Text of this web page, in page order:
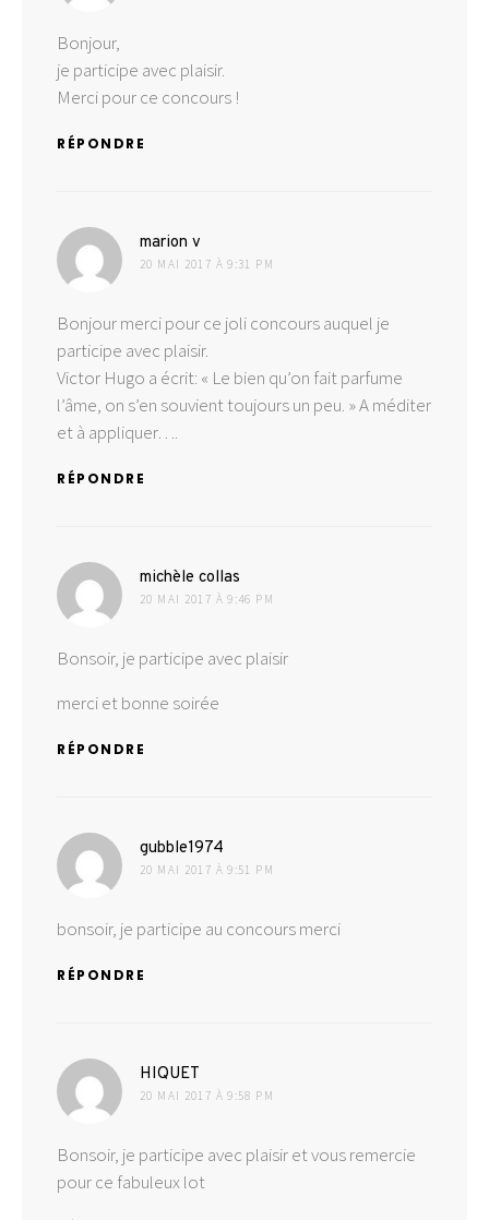
Bonjour,
je participe avec plaisir.
Merci pour ce concours !
RÉPONDRE
marion v
20 MAI 2017 À 9:31 PM
Bonjour merci pour ce joli concours auquel je
participe avec plaisir.
Victor Hugo a écrit: « Le bien qu’on fait parfume
l’âme, on s’en souvient toujours un peu. » A méditer
et à appliquer….
RÉPONDRE
michèle collas
20 MAI 2017 À 9:46 PM
Bonsoir, je participe avec plaisir
merci et bonne soirée
RÉPONDRE
gubble1974
20 MAI 2017 À 9:51 PM
bonsoir, je participe au concours merci
RÉPONDRE
HIQUET
20 MAI 2017 À 9:58 PM
Bonsoir, je participe avec plaisir et vous remercie
pour ce fabuleux lot